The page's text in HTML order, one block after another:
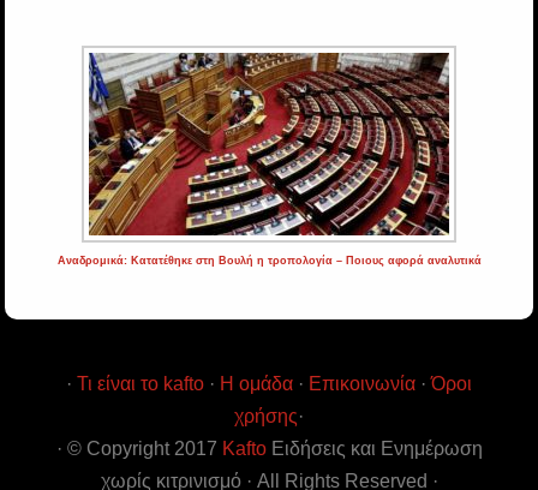
Αναδρομικά: Κατατέθηκε στη Βουλή η τροπολογία – Ποιους αφορά αναλυτικά
· Τι είναι το kafto · Η ομάδα · Επικοινωνία ·Όροι
χρήσης·
· © Copyright 2017 KaftoΕιδήσεις και Ενημέρωση
χωρίς κιτρινισμό · All Rights Reserved ·